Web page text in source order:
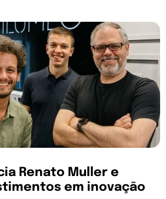
Renato Muller e
em inovação